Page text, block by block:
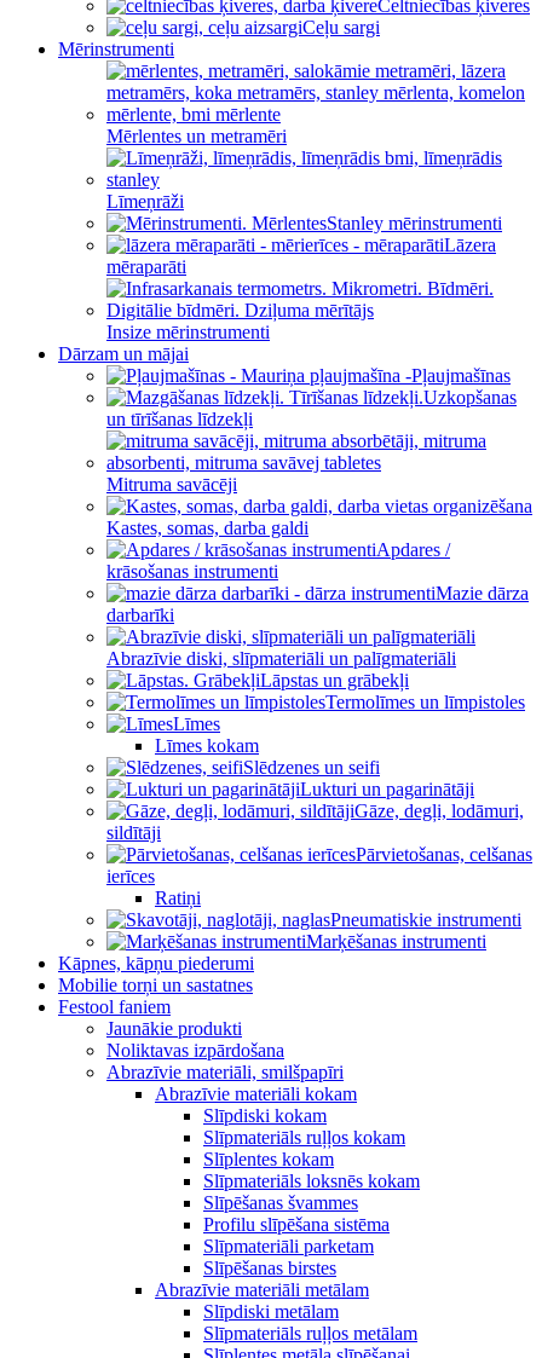
Celtniecības ķiveres
Ceļu sargi
Mērinstrumenti
Mērlentes un metramēri
Līmeņrāži
Stanley mērinstrumenti
Lāzera
mēraparāti
Insize mērinstrumenti
Dārzam un mājai
Pļaujmašīnas
Uzkopšanas
un tīrīšanas līdzekļi
Mitruma savācēji
Kastes, somas, darba galdi
Apdares /
krāsošanas instrumenti
Mazie dārza
darbarīki
Abrazīvie diski, slīpmateriāli un palīgmateriāli
Lāpstas un grābekļi
Termolīmes un līmpistoles
Līmes
Līmes kokam
Slēdzenes un seifi
Lukturi un pagarinātāji
Gāze, degļi, lodāmuri,
sildītāji
Pārvietošanas, celšanas
ierīces
Ratiņi
Pneumatiskie instrumenti
Marķēšanas instrumenti
Kāpnes, kāpņu piederumi
Mobilie torņi un sastatnes
Festool faniem
Jaunākie produkti
Noliktavas izpārdošana
Abrazīvie materiāli, smilšpapīri
Abrazīvie materiāli kokam
Slīpdiski kokam
Slīpmateriāls ruļļos kokam
Slīplentes kokam
Slīpmateriāls loksnēs kokam
Slīpēšanas švammes
Profilu slīpēšana sistēma
Slīpmateriāli parketam
Slīpēšanas birstes
Abrazīvie materiāli metālam
Slīpdiski metālam
Slīpmateriāls ruļļos metālam